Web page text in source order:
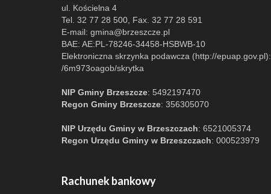
ul. Kościelna 4
Tel. 32 77 28 500, Fax. 32 77 28 591
E-mail: gmina@brzeszcze.pl
BAE: AE:PL-78246-34458-HSBWB-10
Elektroniczna skrzynka podawcza (http://epuap.gov.pl):
/6m973oagob/skrytka
NIP Gminy Brzeszcze: 5492197470
Regon Gminy Brzeszcze: 356305070
NIP Urzędu Gminy w Brzeszczach: 6521005374
Regon Urzędu Gminy w Brzeszczach: 000523979
Rachunek bankowy